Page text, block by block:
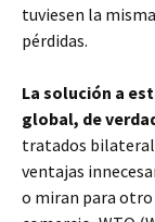
tuviesen la
pérdidas.
La solución a
global, de
tratados
ventajas
o miran para otro